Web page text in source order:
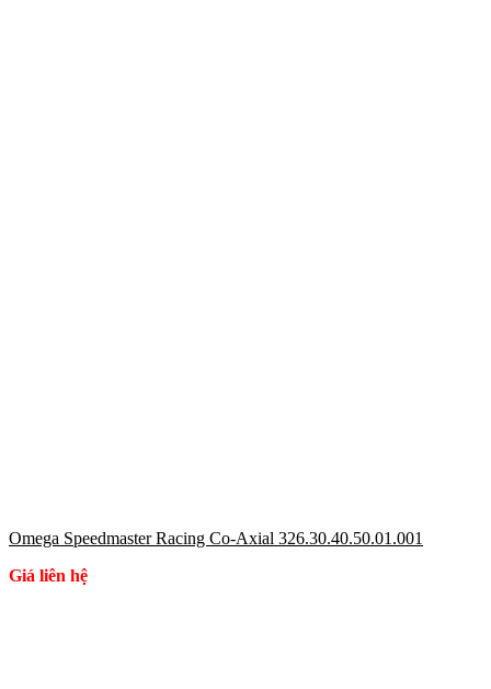
Omega Speedmaster Racing Co-Axial 326.30.40.50.01.001
Giá liên hệ